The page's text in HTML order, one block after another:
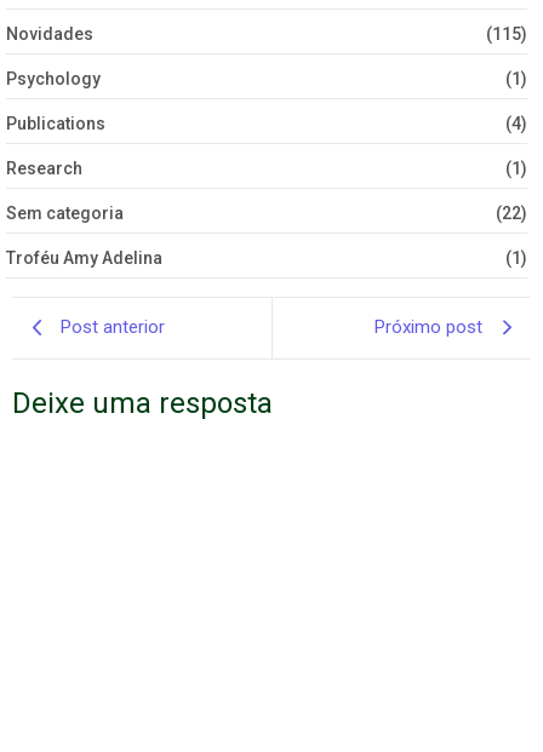
Novidades (115)
Psychology (1)
Publications (4)
Research (1)
Sem categoria (22)
Troféu Amy Adelina (1)
Post anterior Próximo post
Deixe uma resposta